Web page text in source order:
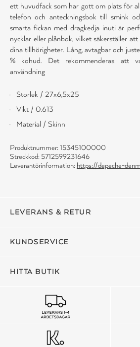
ett huvudfack som har gott om plats för
telefon och anteckningsbok till smink
smarta fickan med dragkedja inuti är
nycklar eller plånbok, vilket säkerställer
dina tillhörigheter. Lång, avtagbar och
% kohud. Det rekommenderas att
användning
Storlek / 27x6,5x25
Vikt / 0.613
Material / Skinn
Produktnummer: 15345100000
Streckkod: 5712599231646
Leverantörinformation: https://depeche-
LEVERANS & RETUR
KUNDSERVICE
HITTA BUTIK